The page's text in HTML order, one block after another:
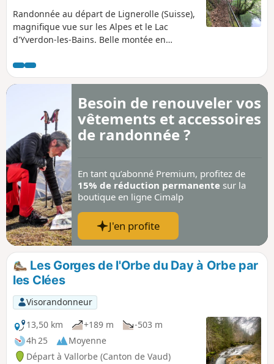
Randonnée au départ de Lignerolle (Suisse),
magnifique vue sur les Alpes et le Lac
d'Yverdon-les-Bains. Belle montée en
étroit. Beau site à La Grotte de Montcherand.
Les gorges de l'Orbe par la rive droite, non
faire plusieurs pauses agréables aux
refuges des Mélèzes, de Chaudron et de
Chassagne.
Besoin de renouveler vos
vêtements et accessoires
de randonnée ?
En tant qu’abonné Premium, profitez de
15% de réduction permanente sur la
boutique en ligne Cimalp
J'en profite
Les Gorges de l'Orbe du Day à Orbe par
les Clées
Visorandonneur
13,50 km
+189 m
-503 m
4h 25
Moyenne
Départ à Vallorbe (Canton de Vaud)